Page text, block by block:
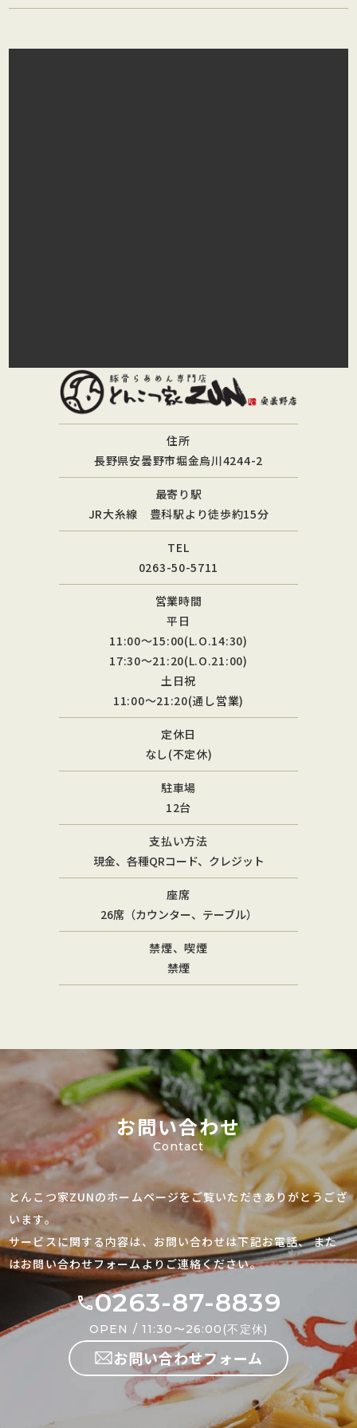
住所
長野県安曇野市堀金烏川4244-2
最寄り駅
JR大糸線 豊科駅より徒歩約15分
TEL
0263-50-5711
営業時間
平日
11:00〜15:00(L.O.14:30)
17:30〜21:20(L.O.21:00)
土日祝
11:00〜21:20(通し営業)
定休日
なし(不定休)
駐車場
12台
支払い方法
現金、各種QRコード、クレジット
座席
26席（カウンター、テーブル）
禁煙、喫煙
禁煙
お問い合わせ
Contact
とんこつ家ZUNのホームページをご覧いただきありがとうござ
います。
サービスに関する内容は、お問い合わせは下記お電話、また
はお問い合わせフォームよりご連絡ください。
0263-87-8839
OPEN / 11:30〜26:00(不定休)
お問い合わせフォーム